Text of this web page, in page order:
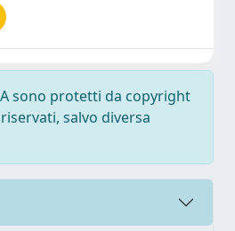
sono protetti da copyright
salvo diversa